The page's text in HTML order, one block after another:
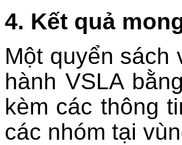
4. Kết quả
Một quyển
hành VSLA
kèm các thông
các nhóm tại